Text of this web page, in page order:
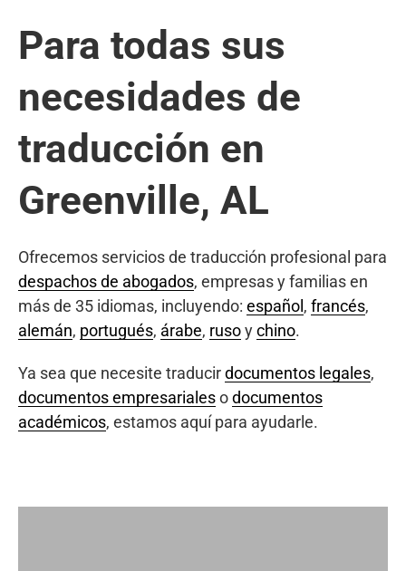
Para todas sus
necesidades de
traducción en
Greenville, AL
Ofrecemos servicios de traducción profesional para
despachos de abogados, empresas y familias en
más de 35 idiomas, incluyendo: español , francés,
alemán, portugués, árabe, rusoychino.
Ya sea que necesite traducirdocumentos legales,
documentos empresarialesodocumentos
académicos, estamos aquí para ayudarle.